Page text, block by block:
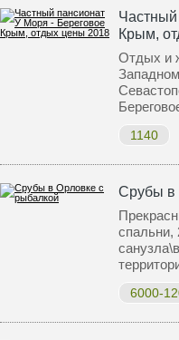
Крым,
Отдых и
1140
Срубы в
спальни,
6000-